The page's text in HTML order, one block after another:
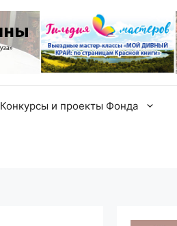
Конкурсы и проекты Фонда